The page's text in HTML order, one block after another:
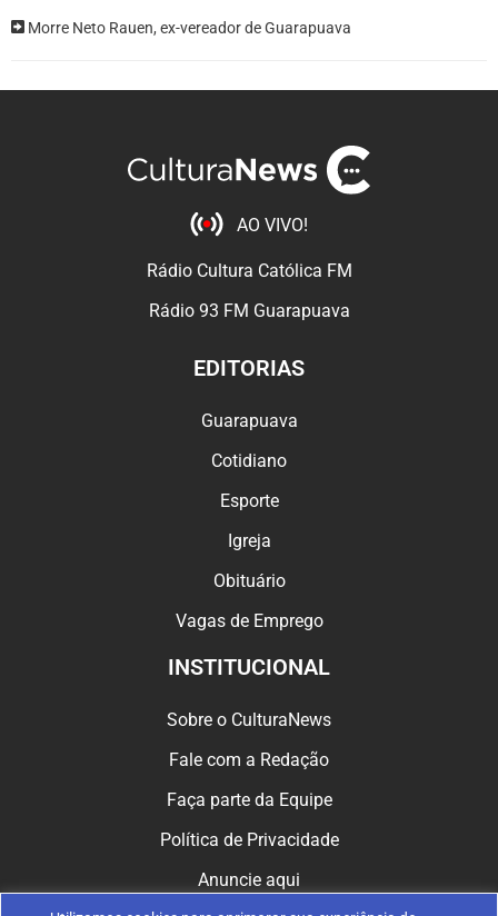
Morre Neto Rauen, ex-vereador de Guarapuava
AO VIVO!
Rádio Cultura Católica FM
Rádio 93 FM Guarapuava
EDITORIAS
Guarapuava
Cotidiano
Esporte
Igreja
Obituário
Vagas de Emprego
INSTITUCIONAL
Sobre o CulturaNews
Fale com a Redação
Faça parte da Equipe
Política de Privacidade
Anuncie aqui